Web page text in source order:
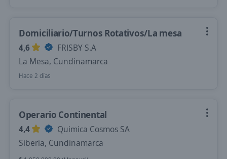
Domiciliario/Turnos Rotativos/La mesa
4,6
FRISBY S.A
La Mesa, Cundinamarca
Hace 2 días
Operario Continental
4,4
Quimica Cosmos SA
Siberia, Cundinamarca